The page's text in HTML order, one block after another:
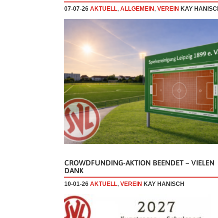
07-07-26 AKTUELL, ALLGEMEIN, VEREIN KAY
CROWDFUNDING-AKTION BEENDET – VIELEN
DANK
10-01-26 AKTUELL, VEREIN KAY HANISCH